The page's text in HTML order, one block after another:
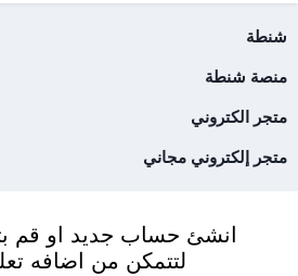
شنطة
منصة شنطة
متجر الكتروني
متجر إلكتروني مجاني
انشئ حساب جديد او قم
لتتمكن من اضافه